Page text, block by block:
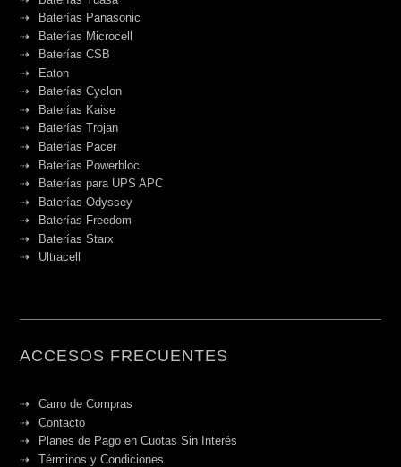
Baterías Panasonic
Baterías Microcell
Baterías CSB
Eaton
Baterías Cyclon
Baterías Kaise
Baterías Trojan
Baterías Pacer
Baterías Powerbloc
Baterías para UPS APC
Baterías Odyssey
Baterías Freedom
Baterías Starx
Ultracell
ACCESOS FRECUENTES
Carro de Compras
Contacto
Planes de Pago en Cuotas Sin Interés
Términos y Condiciones